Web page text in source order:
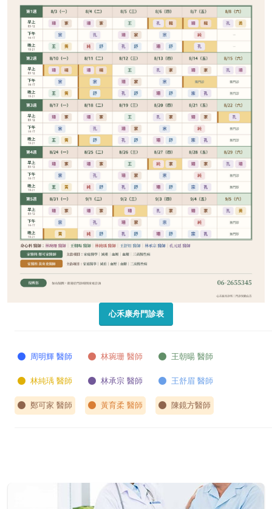
心禾康舟門診表
周明輝 醫師 林琬珊 醫師 王朝暘 醫師
林純瑀 醫師 林承宗 醫師 王舒眉 醫師
鄭可家 醫師 黃育柔 醫師 陳鏡方醫師